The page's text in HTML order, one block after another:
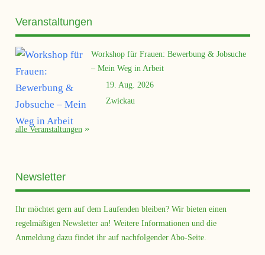
Veranstaltungen
Workshop für Frauen: Bewerbung & Jobsuche
– Mein Weg in Arbeit
19. Aug. 2026
Zwickau
alle Veranstaltungen
Newsletter
Ihr möchtet gern auf dem Laufenden bleiben? Wir bieten einen
regelmäßigen Newsletter an! Weitere Informationen und die
Anmeldung dazu findet ihr auf nachfolgender Abo-Seite.